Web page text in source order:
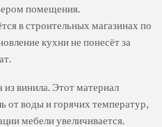
помещения.
в строительных магазинах по
кухни не понесёт за
винила. Этот материал
от воды и горячих температур,
мебели увеличивается.